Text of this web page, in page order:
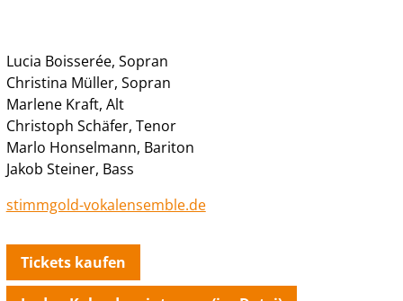
Lucia Boisserée, Sopran
Christina Müller, Sopran
Marlene Kraft, Alt
Christoph Schäfer, Tenor
Marlo Honselmann, Bariton
Jakob Steiner, Bass
stimmgold-vokalensemble.de
Tickets kaufen